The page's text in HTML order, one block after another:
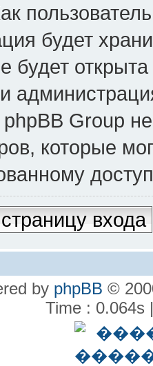
будет
будет
Group
которые
входа
by phpBB ©
Time : 0.064s